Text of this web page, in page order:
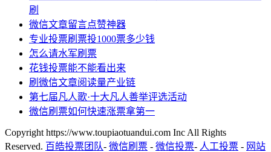
刷
微信文章留言点赞神器
专业投票刷票投1000票多少钱
怎么请水军刷票
花钱投票能不能看出来
刷微信文章阅读量产业链
第七届凡人歌·十大凡人善举评选活动
微信刷票如何快速涨票拿第一
Copyright https://www.toupiaotuandui.com Inc All Rights
Reserved. 百皓投票团队- 微信刷票 - 微信投票- 人工投票 - 网站